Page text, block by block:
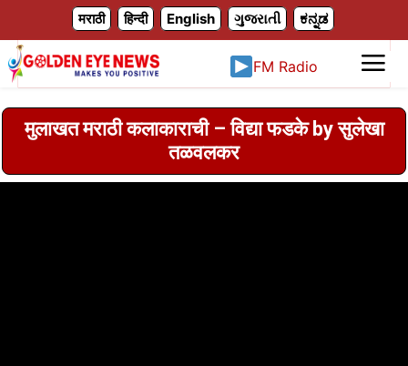
मराठी हिन्दी English ગુજરાતી ಕನ್ನಡ
FM Radio
मुलाखत मराठी कलाकाराची – विद्या फडके by सुलेखा
तळवलकर